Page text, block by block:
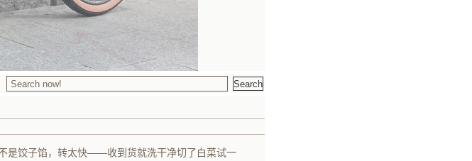
是饺子馅，转太快——收到货就洗干净切了白菜试一